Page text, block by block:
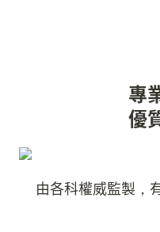
專
優
由各科權威監製，